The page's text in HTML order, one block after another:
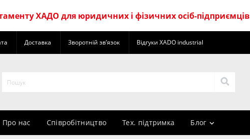
ХАДО для юридичних і фізичних осіб-підприємців
Доставка Зворотній зв’язок Відгуки XADO industrial
Про нас Cпівробітництво Тех. підтримка Блог